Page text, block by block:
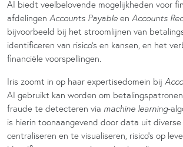
AI biedt veelbelovende mogelijkheden voor
afdelingen Accounts Payable en Accounts
bijvoorbeeld bij het stroomlijnen van
identificeren van risico’s en kansen, en het
financiële voorspellingen.
Iris zoomt in op haar expertisedomein bij
AI gebruikt kan worden om
fraude te detecteren via machine learning-
is hierin toonaangevend door data uit diverse
centraliseren en te visualiseren, risico’s op